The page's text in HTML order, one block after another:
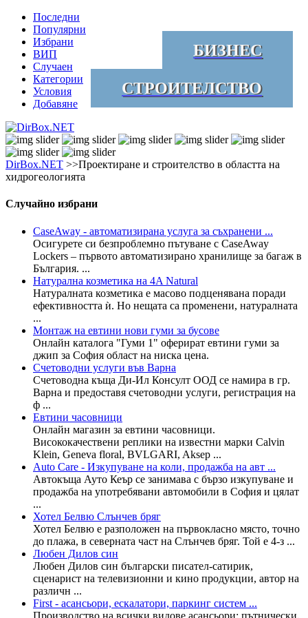
Последни
Популярни
Избрани
ВИП
Случаен
Категории
Условия
Добавяне
БИЗНЕС
СТРОИТЕЛСТВО
DirBox.NET >>Проектиране и строителство в областта на
хидрогеологията
Случайно избрани
CaseAway - автоматизирана услуга за съхранени ...
Осигурете си безпроблемно пътуване с CaseAway
Lockers – първото автоматизирано хранилище за багаж в
България. ...
Натурална козметика на 4A Natural
Натуралната козметика е масово подценявана поради
ефективността ѝ. Но нещата са променени, натуралната
...
Монтаж на евтини нови гуми за бусове
Онлайн каталога "Гуми 1" оферират евтини гуми за
джип за София област на ниска цена.
Счетоводни услуги във Варна
Счетоводна къща Ди-Ил Консулт ООД се намира в гр.
Варна и предоставя счетоводни услуги, регистрация на
ф ...
Евтини часовници
Онлайн магазин за евтини часовници.
Висококачествени реплики на известни марки Calvin
Klein, Geneva floral, BVLGARI, Aksep ...
Auto Care - Изкупуване на коли, продажба на авт ...
Автокъща Ауто Кеър се занимава с бързо изкупуване и
продажба на употребявани автомобили в София и цялат
...
Хотел Белвю Слънчев бряг
Хотел Белвю е разположен на първокласно място, точно
до плажа, в северната част на Слънчев бряг. Той е 4-з ...
Любен Дилов син
Любен Дилов син български писател-сатирик,
сценарист на телевизионни и кино продукции, автор на
различн ...
First - асансьори, ескалатори, паркинг систем ...
Производство на всички видове асансьори: пътнически,